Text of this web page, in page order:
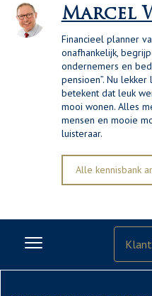
Marcel
Financieel planner
onafhankelijk,
ondernemers en
pensioen”. Nu
betekent dat leuk
mooi wonen. Alles
mensen en mooie
luisteraar.
Alle kennisbank